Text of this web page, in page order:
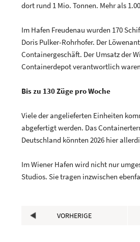
dort rund 1 Mio. Tonnen. Mehr als
Im Hafen Freudenau wurden 170
Doris Pulker-Rohrhofer. Der
Containergeschäft. Der Umsatz der
Containerdepot verantwortlich
Bis zu 130 Züge pro Woche
Viele der angelieferten Einheiten
abgefertigt werden. Das
Deutschland könnten 2026 hier
Im Wiener Hafen wird nicht nur
Studios. Sie tragen inzwischen
VORHERIGE